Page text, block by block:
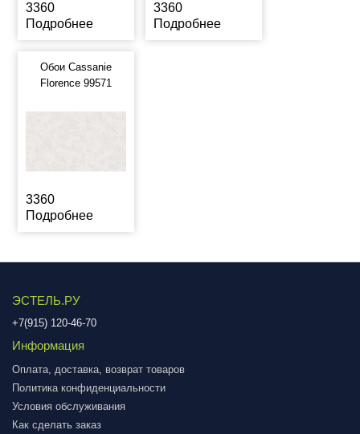
3360
Подробнее
3360
Подробнее
Обои Cassanie
Florence 99571
3360
Подробнее
ЭСТЕЛЬ.РУ
+7(915) 120-46-70
Информация
Оплата, доставка, возврат товаров
Политика конфиденциальности
Условия обслуживания
Как сделать заказ